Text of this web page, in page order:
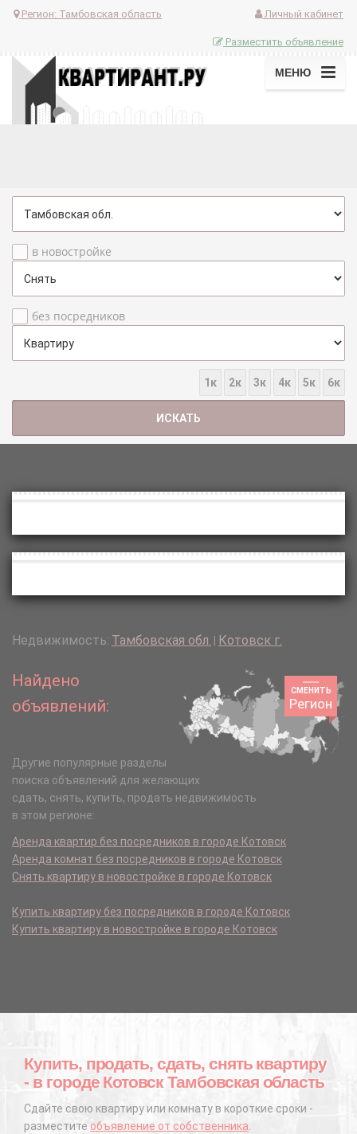
Регион: Тамбовская область Личный кабинет
Разместить объявление
МЕНЮ
в новостройке
без посредников
1к 2к 3к 4к 5к 6к
Недвижимость: Тамбовская обл. Котовск г.
СМЕНИТЬ
Регион
Найдено
объявлений:
Другие популярные разделы
поиска объявлений для желающих
сдать, снять, купить, продать недвижимость
в этом регионе:
Аренда квартир без посредников в городе Котовск
Аренда комнат без посредников в городе Котовск
Снять квартиру в новостройке в городе Котовск
Купить квартиру без посредников в городе Котовск
Купить квартиру в новостройке в городе Котовск
Купить, продать, сдать, снять квартиру
- в городе Котовск Тамбовская область
Сдайте свою квартиру или комнату в короткие сроки -
разместите объявление от собственника.